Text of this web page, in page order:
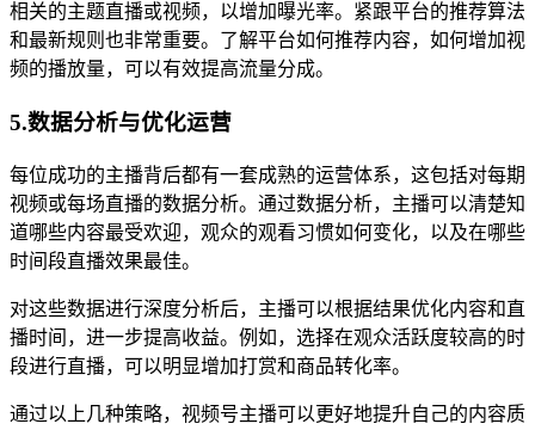
相关的主题直播或视频，以增加曝光率。紧跟平台的推荐算法
和最新规则也非常重要。了解平台如何推荐内容，如何增加视
频的播放量，可以有效提高流量分成。
5.数据分析与优化运营
每位成功的主播背后都有一套成熟的运营体系，这包括对每期
视频或每场直播的数据分析。通过数据分析，主播可以清楚知
道哪些内容最受欢迎，观众的观看习惯如何变化，以及在哪些
时间段直播效果最佳。
对这些数据进行深度分析后，主播可以根据结果优化内容和直
播时间，进一步提高收益。例如，选择在观众活跃度较高的时
段进行直播，可以明显增加打赏和商品转化率。
通过以上几种策略，视频号主播可以更好地提升自己的内容质